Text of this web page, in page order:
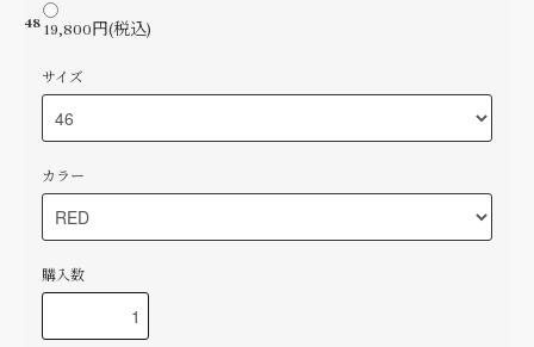
48 19,800円(税込)
サイズ
カラー
購入数